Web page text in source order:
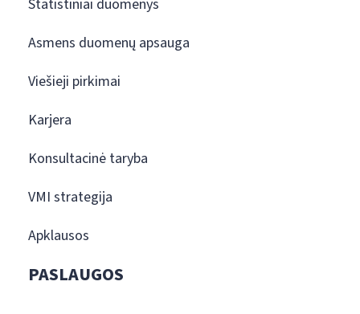
Statistiniai duomenys
Asmens duomenų apsauga
Viešieji pirkimai
Karjera
Konsultacinė taryba
VMI strategija
Apklausos
PASLAUGOS